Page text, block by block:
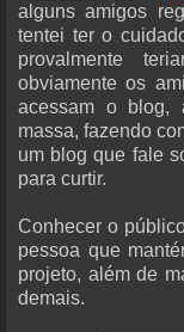
alguns amigos
tentei ter o
provalmente
obviamente os
acessam o blog,
massa, fazendo
um blog que fale
para curtir.
Conhecer o
pessoa que
projeto, além de
demais.